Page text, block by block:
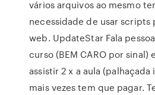
vários arquivos ao mesmo
necessidade de usar scripts
web. UpdateStar Fala
curso (BEM CARO por sinal)
assistir 2 x a aula (palhaçada
mais vezes tem que pagar.